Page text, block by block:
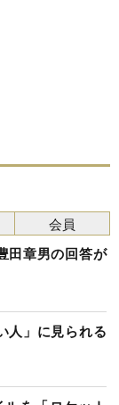
田章男の回答が
人」に見られる
会員